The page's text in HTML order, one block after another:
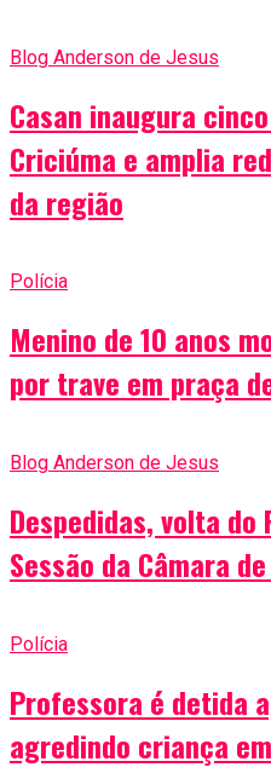
Blog Anderson de Jesus
Casan inaugura
Criciúma e amplia
da região
Polícia
Menino de 10 anos
por trave em praça
Blog Anderson de Jesus
Despedidas, volta do
Sessão da Câmara
Polícia
Professora é detida
agredindo criança